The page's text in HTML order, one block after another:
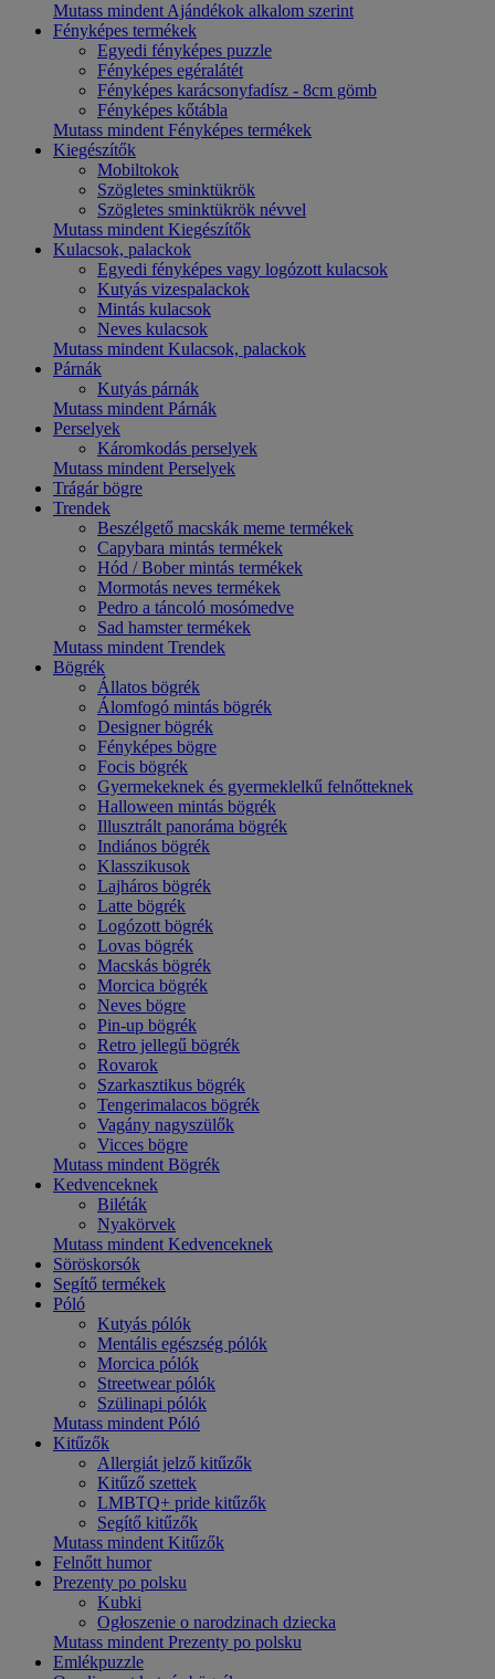
Mutass mindent Ajándékok alkalom szerint
Fényképes termékek
Egyedi fényképes puzzle
Fényképes egéralátét
Fényképes karácsonyfadísz - 8cm gömb
Fényképes kőtábla
Mutass mindent Fényképes termékek
Kiegészítők
Mobiltokok
Szögletes sminktükrök
Szögletes sminktükrök névvel
Mutass mindent Kiegészítők
Kulacsok, palackok
Egyedi fényképes vagy logózott kulacsok
Kutyás vizespalackok
Mintás kulacsok
Neves kulacsok
Mutass mindent Kulacsok, palackok
Párnák
Kutyás párnák
Mutass mindent Párnák
Perselyek
Káromkodás perselyek
Mutass mindent Perselyek
Trágár bögre
Trendek
Beszélgető macskák meme termékek
Capybara mintás termékek
Hód / Bober mintás termékek
Mormotás neves termékek
Pedro a táncoló mosómedve
Sad hamster termékek
Mutass mindent Trendek
Bögrék
Állatos bögrék
Álomfogó mintás bögrék
Designer bögrék
Fényképes bögre
Focis bögrék
Gyermekeknek és gyermeklelkű felnőtteknek
Halloween mintás bögrék
Illusztrált panoráma bögrék
Indiános bögrék
Klasszikusok
Lajháros bögrék
Latte bögrék
Logózott bögrék
Lovas bögrék
Macskás bögrék
Morcica bögrék
Neves bögre
Pin-up bögrék
Retro jellegű bögrék
Rovarok
Szarkasztikus bögrék
Tengerimalacos bögrék
Vagány nagyszülők
Vicces bögre
Mutass mindent Bögrék
Kedvenceknek
Biléták
Nyakörvek
Mutass mindent Kedvenceknek
Söröskorsók
Segítő termékek
Póló
Kutyás pólók
Mentális egészség pólók
Morcica pólók
Streetwear pólók
Szülinapi pólók
Mutass mindent Póló
Kitűzők
Allergiát jelző kitűzők
Kitűző szettek
LMBTQ+ pride kitűzők
Segítő kitűzők
Mutass mindent Kitűzők
Felnőtt humor
Prezenty po polsku
Kubki
Ogłoszenie o narodzinach dziecka
Mutass mindent Prezenty po polsku
Emlékpuzzle